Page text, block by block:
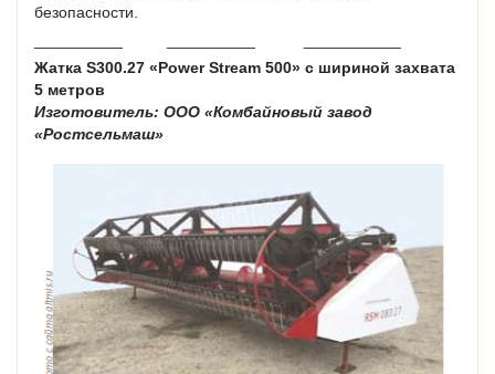
безопасности.
Жатка S300.27 «Power Stream 500» с шириной захвата
5 метров
Изготовитель: ООО «Комбайновый завод
«Ростсельмаш»